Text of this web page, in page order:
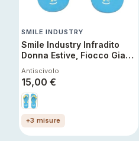
SMILE INDUSTRY
Smile Industry Infradito
Donna Estive, Fiocco Giallo
Piscina Mare Antiscivolo
Antiscivolo
15,00 €
+3 misure